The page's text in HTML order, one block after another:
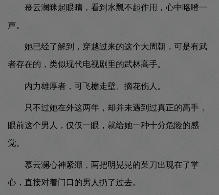
慕云澜眯起眼睛，看到水瓢不起作用，心中咯噔一
声。
她已经了解到，穿越过来的这个大周朝，可是有武
者存在的，类似现代电视剧里的武林高手。
内力雄厚者，可飞檐走壁、摘花伤人。
只不过她在外这两年，却并未遇到过真正的高手，
眼前这个男人，仅仅一眼，就给她一种十分危险的感
觉。
慕云澜心神紧绷，两把明晃晃的菜刀出现在了掌
心，直接对着门口的男人扔了过去。